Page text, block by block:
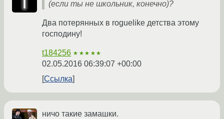
(если ты не школьник, конечно)?
Два потерянных в roguelike детства этому
господину!
t184256 ★★★★★
02.05.2016 06:39:07 +00:00
Ссылка
ничо такие замашки.